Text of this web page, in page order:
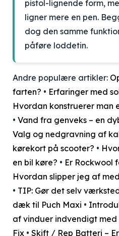
pistol-lignende form,
ligner mere en pen.
dog den samme
påføre loddetin.
Andre populære artikler:
farten? • Erfaringer med
Hvordan konstruerer man
• Vand fra genveks – en
Valg og nedgravning af
kørekort på scooter? •
en bil køre? • Er Rockwool
Hvordan slipper jeg af
• TIP: Gør det selv
dæk til Puch Maxi •
af vinduer indvendigt
Fix • Skift / Rep Batteri –